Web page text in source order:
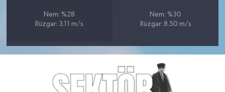
Nem: %28
Rüzgar: 3.11 m/s
Nem: %30
Rüzgar: 8.50 m/s